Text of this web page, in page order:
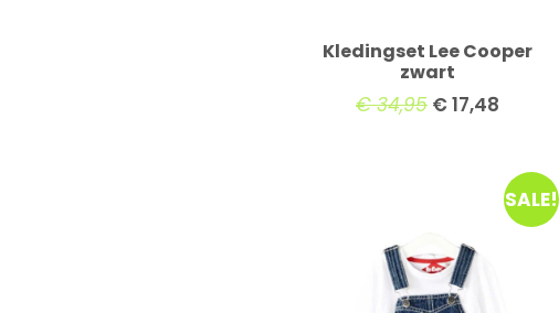
Kledingset Lee Cooper
zwart
€34,95 €17,48
SALE!